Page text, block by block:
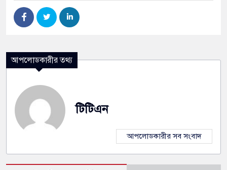
আপলোডকারীর তথ্য
টিটিএন
আপলোডকারীর সব সংবাদ